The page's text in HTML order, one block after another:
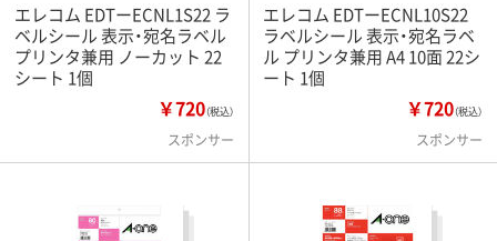
エレコム EDTーECNL1S22 ラ
ベルシール 表示・宛名ラベル
プリンタ兼用 ノーカット 22
シート 1個
￥720（税込）
スポンサー
エレコム EDTーECNL10S22
ラベルシール 表示・宛名ラベ
ル プリンタ兼用 A4 10面 22シ
ート 1個
￥720（税込）
スポンサー